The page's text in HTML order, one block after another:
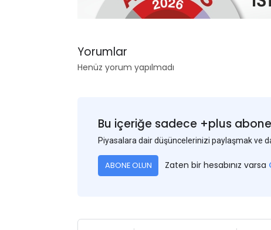
Yorumlar
Henüz yorum yapılmadı
Bu içeriğe sadece +plus
Piyasalara dair düşüncelerinizi paylaşmak ve
ABONE OLUN Zaten bir hesabınız varsa